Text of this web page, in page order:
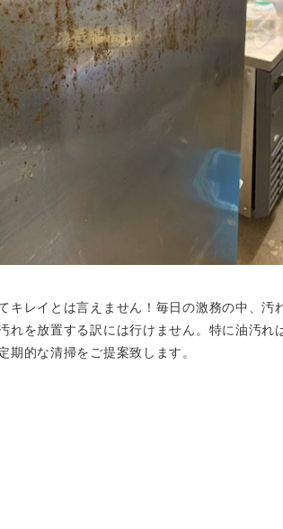
キレイとは言えません！毎日の激務の中、汚
れを放置する訳には行けません。特に油汚れ
期的な清掃をご提案致します。